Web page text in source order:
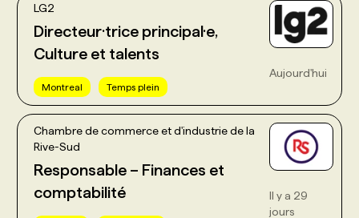
LG2
Directeur·trice principal·e,
Culture et talents
Montreal Temps plein
Aujourd'hui
Chambre de commerce et d'industrie de la
Rive-Sud
Responsable – Finances et
comptabilité
Il y a 29
jours